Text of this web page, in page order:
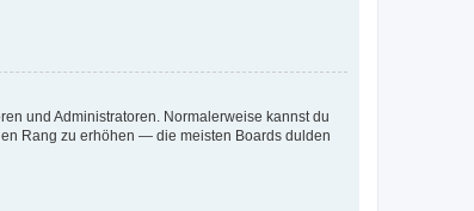
und Administratoren. Normalerweise kannst du
Rang zu erhöhen — die meisten Boards dulden